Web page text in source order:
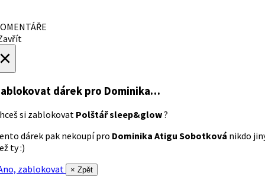
dárek pro Dominika…
si zablokovat Polštář sleep&glow?
dárek pak nekoupí pro Dominika Atigu Sobotková nikdo
ty :)
zablokovat
× Zpět